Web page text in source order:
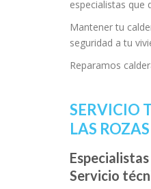
especialistas que
Mantener tu
seguridad a tu
Reparamos
SERVICIO
LAS ROZAS
Servicio